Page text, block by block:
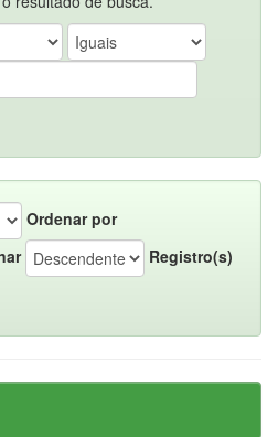
Ordenar por
Registro(s)